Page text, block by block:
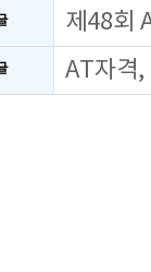
제48회
AT자격,